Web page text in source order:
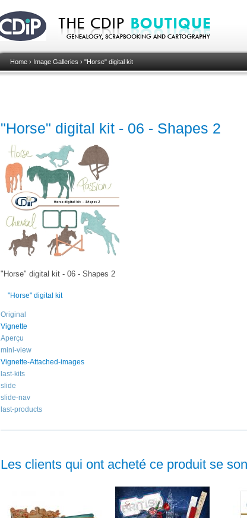
Home› Image Galleries › "Horse" digital kit
"Horse" digital kit - 06 - Shapes 2
"Horse" digital kit - 06 - Shapes 2
"Horse" digital kit
Original
Vignette
Aperçu
mini-view
Vignette-Attached-images
last-kits
slide
slide-nav
last-products
Les clients qui ont acheté ce produit se